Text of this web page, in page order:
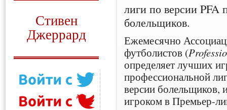
Стивен
Джеррард
лиги по версии PFA
болельщиков.
Ежемесячно
футболистов (
определяет лучших
профессиональной
версии болельщиков,
игроком в Премьер-